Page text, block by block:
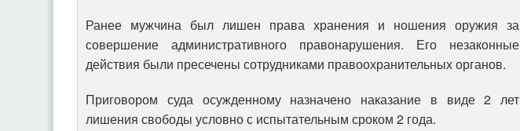
Ранее мужчина был лишен права хранения и ношения оружия за
совершение административного правонарушения. Его незаконные
действия были пресечены сотрудниками правоохранительных органов.
Приговором суда осужденному назначено наказание в виде 2 лет
лишения свободы условно с испытательным сроком 2 года.